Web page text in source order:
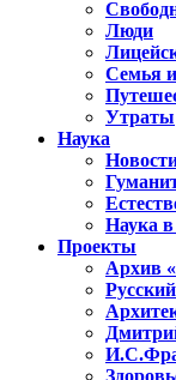
Люди
Семья
Утраты
Наука
Наука
Проекты
Архив